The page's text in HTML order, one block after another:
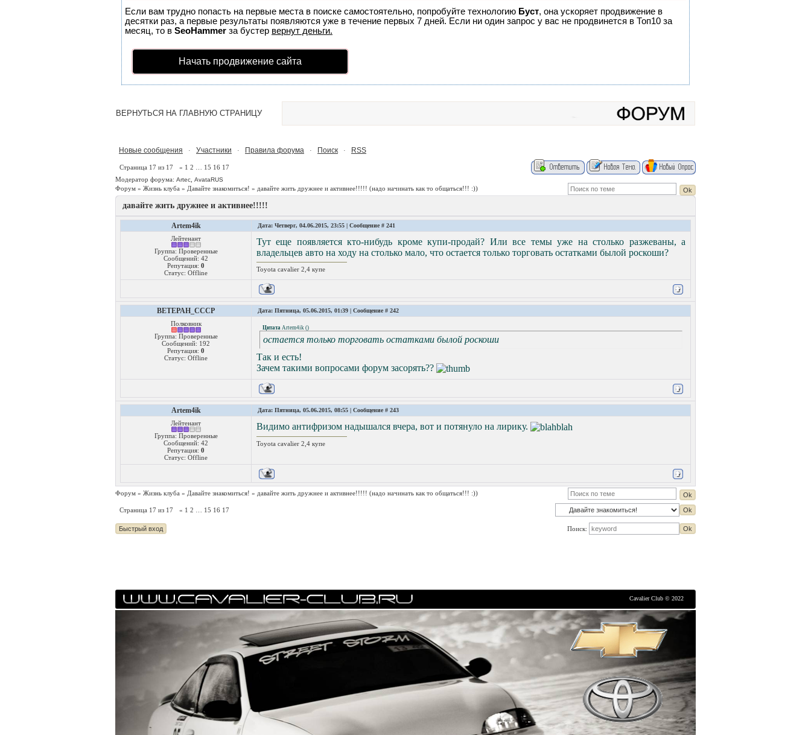
Если вам трудно попасть на первые места в поиске самостоятельно, попробуйте технологию Буст, она ускоряет продвижение в
десятки раз, а первые результаты появляются уже в течение первых 7 дней. Если ни один запрос у вас не продвинется в Топ10 за
месяц, то в SeoHammer за бустер вернут деньги.
Начать продвижение сайта
ВЕРНУТЬСЯ НА ГЛАВНУЮ СТРАНИЦУ
Новые сообщения · Участники · Правила форума · Поиск · RSS
Страница 17 из 17 « 1 2 15 16 17
Модератор форума: Artec AvataRUS
Форум » Жизнь клуба » Давайте знакомиться! » давайте жить дружнее и активнее!!!!! (надо начинать как то общаться!!! :))
давайте жить дружнее и активнее!!!!!
Artem4ik Дата: Четверг, 04.06.2015, 23:55 | Сообщение # 241
Лейтенант
Группа: Проверенные
Сообщений: 42
Репутация: 0
Статус: Offline
Тут еще появляется кто-нибудь кроме купи-продай? Или все темы уже на столько разжеваны, а
владельцев авто на ходу на столько мало, что остается только торговать остатками былой роскоши?
Toyota cavalier 2,4 купе
BETEPAH_CCCP Дата: Пятница, 05.06.2015, 01:39 | Сообщение # 242
Полковник
Группа: Проверенные
Сообщений: 192
Репутация: 0
Статус: Offline
Цитата Artem4ik ()
остается только торговать остатками былой роскоши
Так и есть!
Зачем такими вопросами форум засорять??
Artem4ik Дата: Пятница, 05.06.2015, 08:55 | Сообщение # 243
Лейтенант
Группа: Проверенные
Сообщений: 42
Репутация: 0
Статус: Offline
Видимо антифризом надышался вчера, вот и потянуло на лирику.
Toyota cavalier 2,4 купе
Форум » Жизнь клуба » Давайте знакомиться! » давайте жить дружнее и активнее!!!!! (надо начинать как то общаться!!! :))
Страница 17 из 17 « 1 2 15 16 17
Поиск:
Cavalier Club © 2022